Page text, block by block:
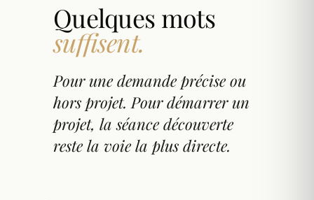
Quelques mots
suffisent.
Pour une demande précise ou
hors projet. Pour démarrer un
projet, la séance découverte
reste la voie la plus directe.